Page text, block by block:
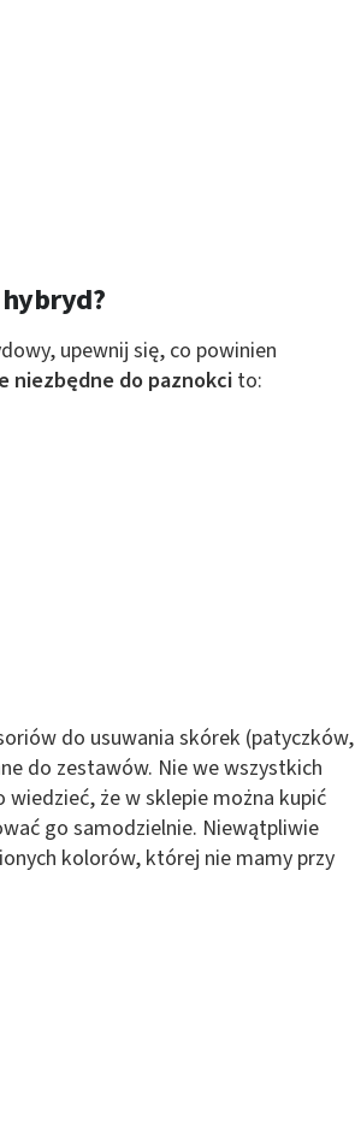
upewnij się, co powinien
niezbędne do paznokcito:
do usuwania skórek (patyczków,
do zestawów. Nie we wszystkich
że w sklepie można kupić
go samodzielnie. Niewątpliwie
kolorów, której nie mamy przy